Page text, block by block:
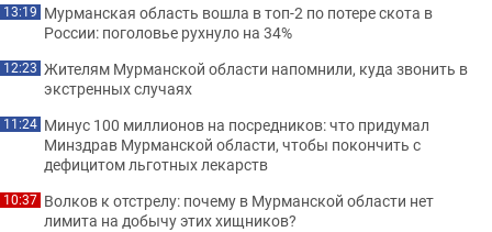
13:19 Мурманская область вошла в топ-2 по потере скота в
России: поголовье рухнуло на 34%
12:23 Жителям Мурманской области напомнили, куда звонить в
экстренных случаях
11:24 Минус 100 миллионов на посредников: что придумал
Минздрав Мурманской области, чтобы покончить с
дефицитом льготных лекарств
10:37 Волков к отстрелу: почему в Мурманской области нет
лимита на добычу этих хищников?